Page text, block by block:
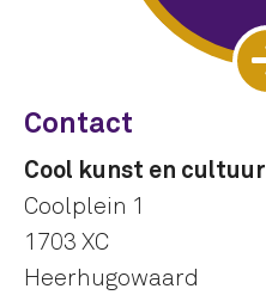
Contact
Cool kunst en cultuur
Coolplein 1
1703 XC
Heerhugowaard